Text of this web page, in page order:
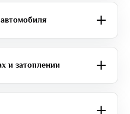
и затоплении